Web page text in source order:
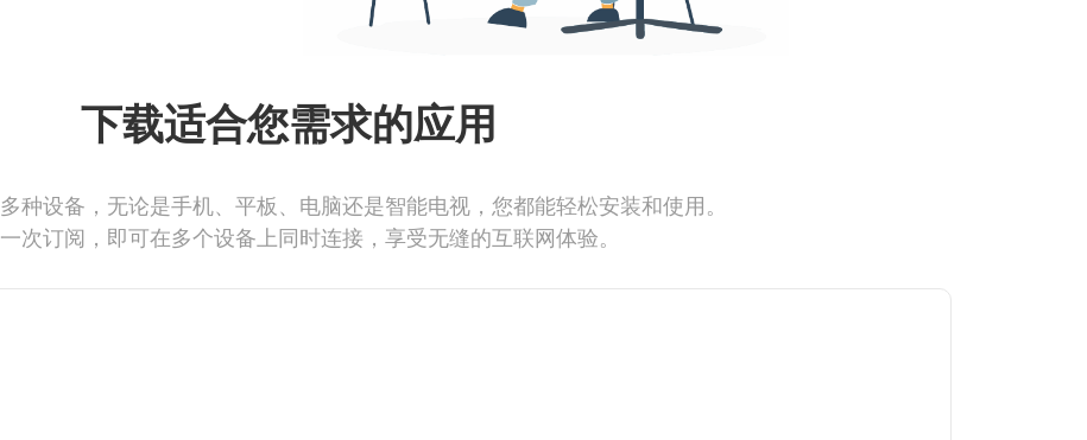
下载适合您需求的应用
种设备，无论是手机、平板、电脑还是智能电视，您都能轻松安装和使用。
次订阅，即可在多个设备上同时连接，享受无缝的互联网体验。